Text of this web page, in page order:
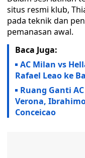
situs resmi klub,
pada teknik dan
pemanasan awal.
Baca Juga:
AC Milan vs
Rafael Leao ke
Ruang Ganti
Verona,
Conceicao